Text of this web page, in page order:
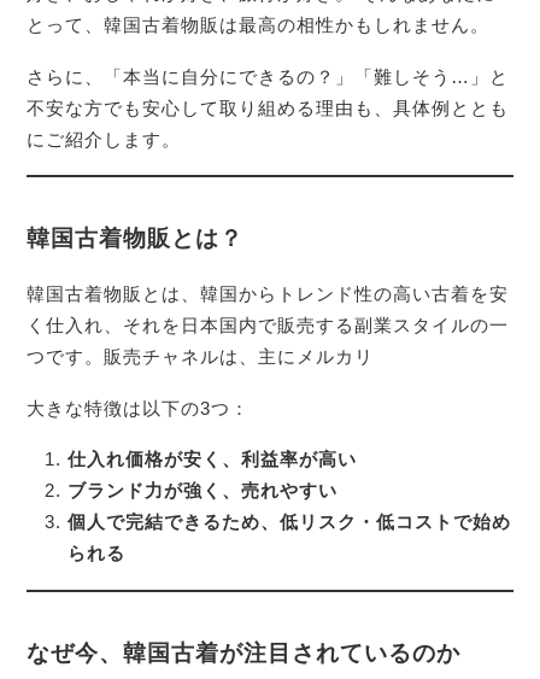
とって、韓国古着物販は最高の相性かもしれません。
さらに、「本当に自分にできるの？」「難しそう…」と
不安な方でも安心して取り組める理由も、具体例ととも
にご紹介します。
韓国古着物販とは？
韓国古着物販とは、韓国からトレンド性の高い古着を安
く仕入れ、それを日本国内で販売する副業スタイルの一
つです。販売チャネルは、主にメルカリ
大きな特徴は以下の3つ：
仕入れ価格が安く、利益率が高い
ブランド力が強く、売れやすい
個人で完結できるため、低リスク・低コストで始め
られる
なぜ今、韓国古着が注目されているのか